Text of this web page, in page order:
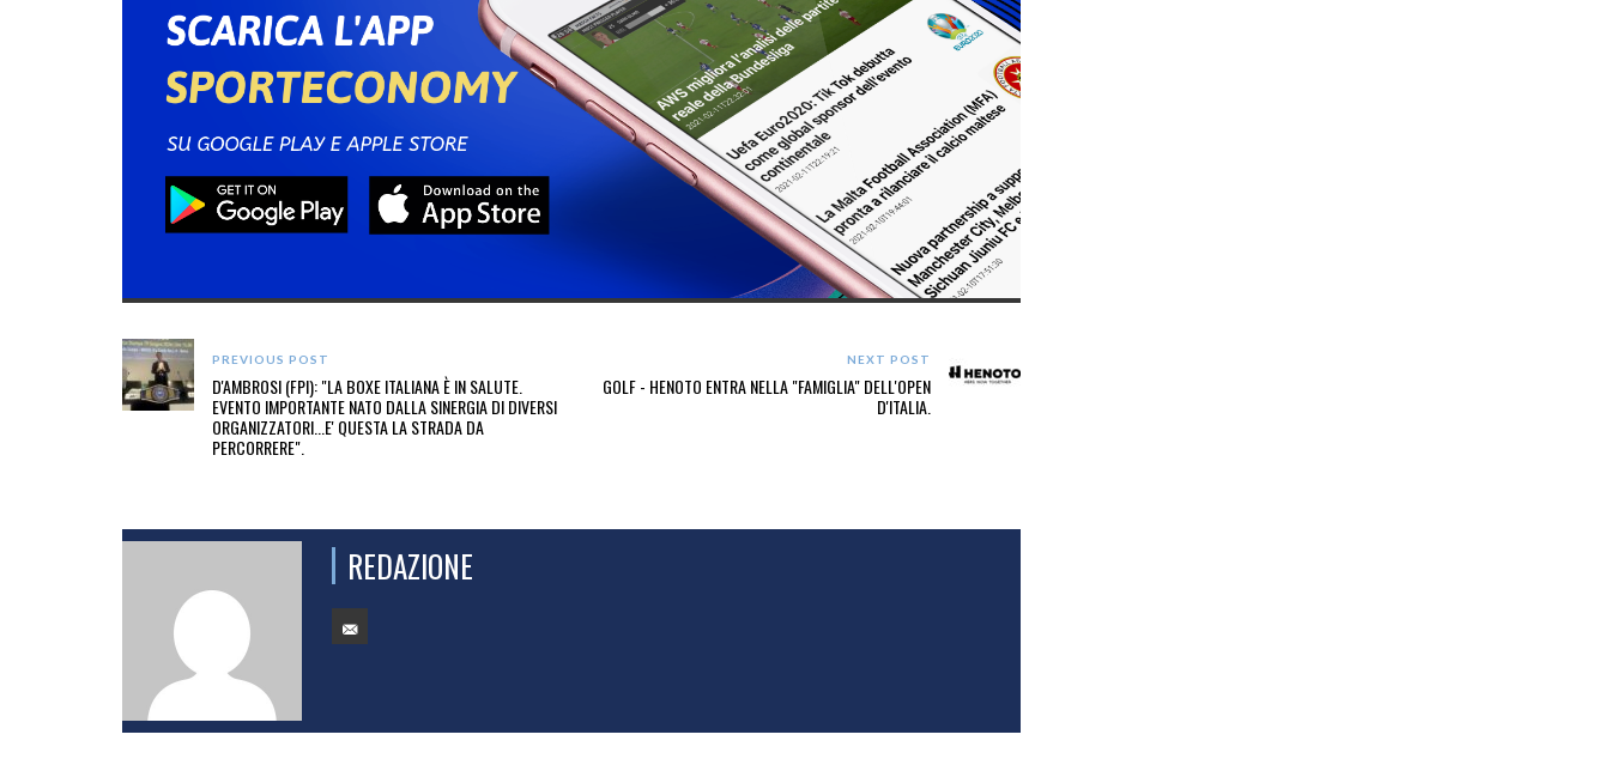
PREVIOUS POST
D'AMBROSI (FPI): "LA BOXE ITALIANA È IN SALUTE.
EVENTO IMPORTANTE NATO DALLA SINERGIA DI DIVERSI
ORGANIZZATORI...E' QUESTA LA STRADA DA
PERCORRERE".
NEXT POST
GOLF - HENOTO ENTRA NELLA "FAMIGLIA" DELL'OPEN
D'ITALIA.
REDAZIONE